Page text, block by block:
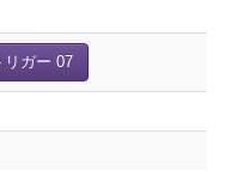
リガー 07